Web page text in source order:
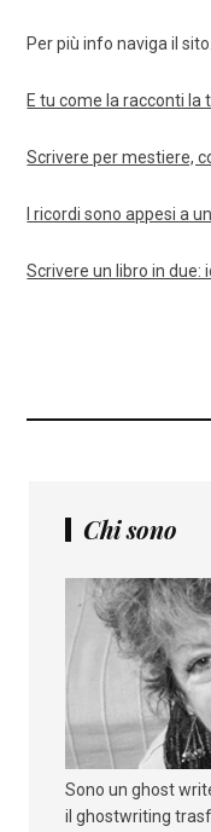
Per più info naviga il
E tu come la racconti la
Scrivere per mestiere,
I ricordi sono appesi a
Scrivere un libro in due:
Chi sono
Sono un ghost
il ghostwriting